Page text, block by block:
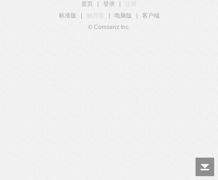
首页 登录
标准版
触屏版 电脑版
客户端
© Comsenz Inc.